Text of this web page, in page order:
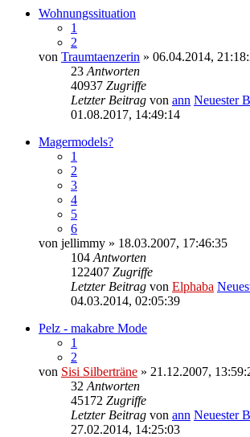
Wohnungssituation
1
2
von Traumtaenzerin » 06.04.2014,
23 Antworten
40937 Zugriffe
Letzter Beitrag von ann Neuester
01.08.2017, 14:49:14
Magermodels?
1
2
3
4
5
6
von jellimmy » 18.03.2007, 17:46:35
104 Antworten
122407 Zugriffe
Letzter Beitrag von Elphaba
04.03.2014, 02:05:39
Pelz - makabre Mode
1
2
von Sisi Silberträne » 21.12.2007,
32 Antworten
45172 Zugriffe
Letzter Beitrag von ann Neuester
27.02.2014, 14:25:03